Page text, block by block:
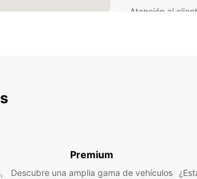
Atención al
Premium
Descubre una amplia gama de vehículos